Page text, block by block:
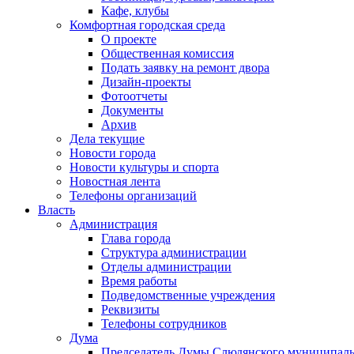
Кафе, клубы
Комфортная городская среда
О проекте
Общественная комиссия
Подать заявку на ремонт двора
Дизайн-проекты
Фотоотчеты
Документы
Архив
Дела текущие
Новости города
Новости культуры и спорта
Новостная лента
Телефоны организаций
Власть
Администрация
Глава города
Структура администрации
Отделы администрации
Время работы
Подведомственные учреждения
Реквизиты
Телефоны сотрудников
Дума